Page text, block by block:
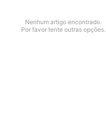
Nenhum artigo encontrado.
Por favor tente outras opções.